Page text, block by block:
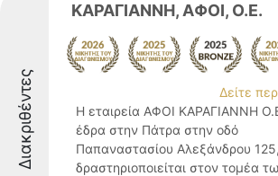
Διακριθέντες
ΚΑΡΑΓΙΑΝΝΗ, ΑΦΟΙ, Ο.Ε.
Δείτε
Η εταιρεία ΑΦΟΙ ΚΑΡΑΓΙΑΝΝΗ
έδρα στην Πάτρα στην οδό
Παπαναστασίου Αλεξάνδρου 125,
δραστηριοποιείται στον τομέα